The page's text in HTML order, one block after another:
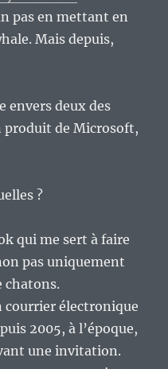
pas en mettant en
Mais depuis,
envers deux des
produit de Microsoft,
?
qui me sert à faire
pas uniquement
chatons.
courrier électronique
2005, à l’époque,
une invitation.